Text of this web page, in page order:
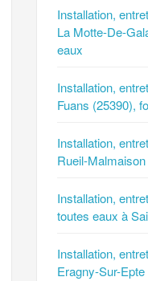
Installation,
La Motte-De-
eaux
Installation,
Fuans (25390),
Installation,
Rueil-
Installation,
toutes eaux à
Installation,
Eragny-Sur-